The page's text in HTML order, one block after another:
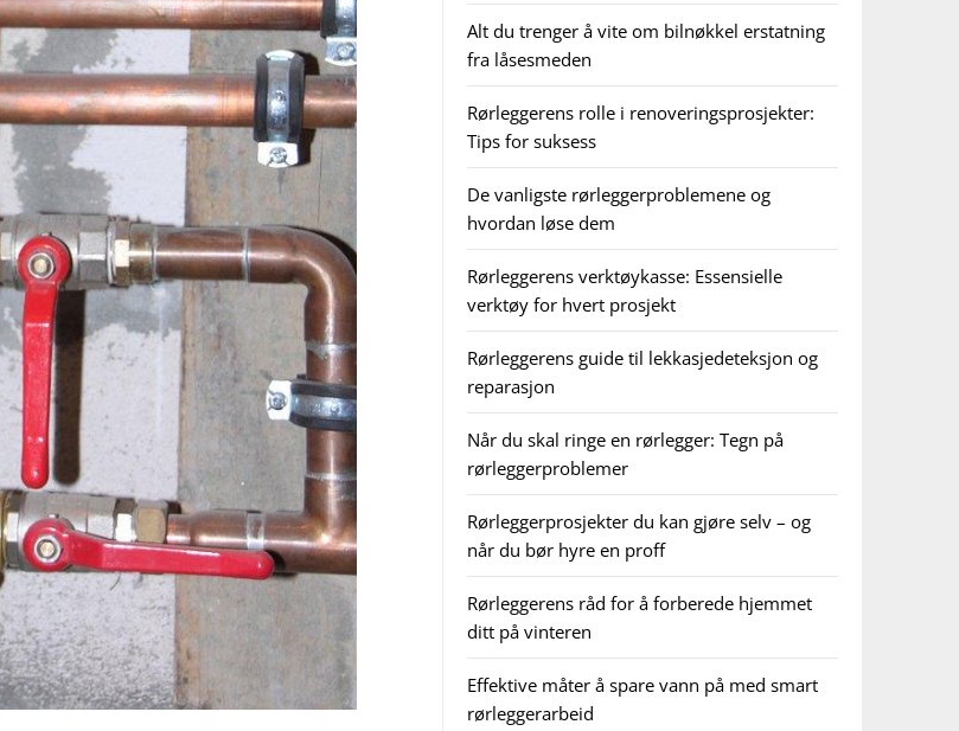
Alt du trenger å vite om bilnøkkel erstatning
fra låsesmeden
Rørleggerens rolle i renoveringsprosjekter:
Tips for suksess
De vanligste rørleggerproblemene og
hvordan løse dem
Rørleggerens verktøykasse: Essensielle
verktøy for hvert prosjekt
Rørleggerens guide til lekkasjedeteksjon og
reparasjon
Når du skal ringe en rørlegger: Tegn på
rørleggerproblemer
Rørleggerprosjekter du kan gjøre selv – og
når du bør hyre en proff
Rørleggerens råd for å forberede hjemmet
ditt på vinteren
Effektive måter å spare vann på med smart
rørleggerarbeid